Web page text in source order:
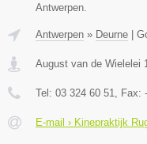
Antwerpen.
Antwerpen » Deurne |
August van de Wielelei
Tel: 03 324 60 51 , Fax: -
E-mail › Kinepraktijk